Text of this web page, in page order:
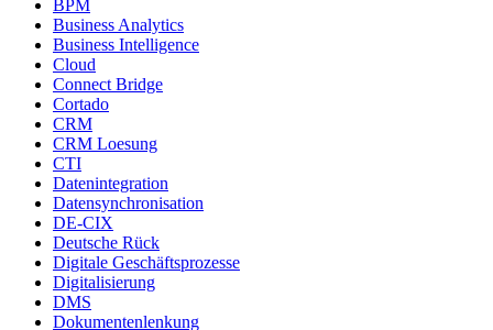
BPM
Business Analytics
Business Intelligence
Cloud
Connect Bridge
Cortado
CRM
CRM Loesung
CTI
Datenintegration
Datensynchronisation
DE-CIX
Deutsche Rück
Digitale Geschäftsprozesse
Digitalisierung
DMS
Dokumentenlenkung